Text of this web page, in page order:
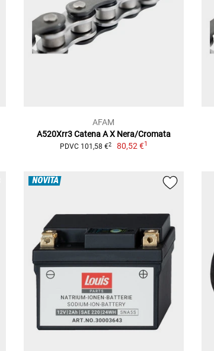
AFAM
A520Xrr3 Catena A X Nera/Cromata
PDVC 101,58 €2 80,52 €1
NOVITÀ